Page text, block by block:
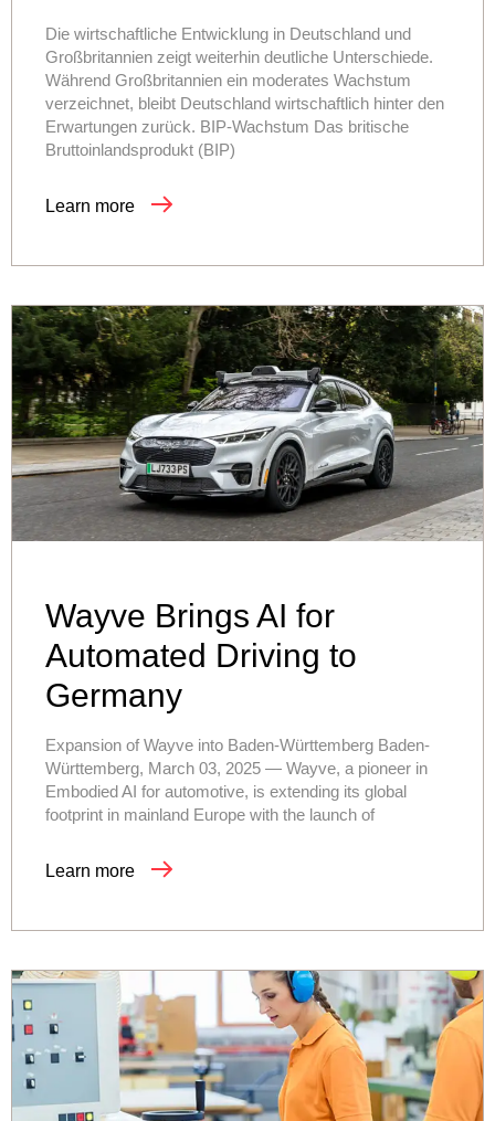
Die wirtschaftliche Entwicklung in Deutschland und
Großbritannien zeigt weiterhin deutliche Unterschiede.
Während Großbritannien ein moderates Wachstum
verzeichnet, bleibt Deutschland wirtschaftlich hinter den
Erwartungen zurück. BIP-Wachstum Das britische
Bruttoinlandsprodukt (BIP)
Learn more
Wayve Brings AI for
Automated Driving to
Germany
Expansion of Wayve into Baden-Württemberg Baden-
Württemberg, March 03, 2025 — Wayve, a pioneer in
Embodied AI for automotive, is extending its global
footprint in mainland Europe with the launch of
Learn more